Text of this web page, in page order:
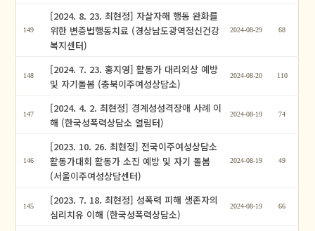
149
[2024. 8. 23. 최현정] 자살자해 행동 완화를
위한 변증법행동치료 (경상남도광역정신건강
복지센터)
2024-08-29 68
148
[2024. 7. 23. 홍지영] 활동가 대리외상 예방
및 자기돌봄 (충북이주여성상담소)
2024-08-20 110
147
[2024. 4. 2. 최현정] 경계성성격장애 사례 이
해 (한국성폭력상담소 열림터)
2024-08-19 74
146
[2023. 10. 26. 최현정] 전국이주여성상담소
활동가대회 활동가 소진 예방 및 자기 돌봄
(서울이주여성상담센터)
2024-08-19 49
145
[2023. 7. 18. 최현정] 성폭력 피해 생존자의
심리치유 이해 (한국성폭력상담소)
2024-08-19 66